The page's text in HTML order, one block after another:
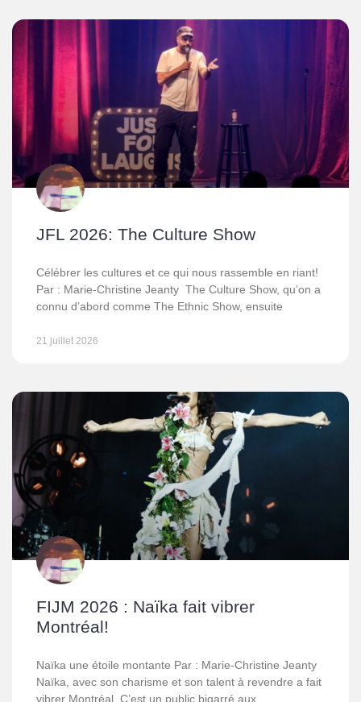
JFL 2026: The Culture Show
Célébrer les cultures et ce qui nous rassemble en riant!
Par : Marie-Christine Jeanty The Culture Show, qu’on a
connu d’abord comme The Ethnic Show, ensuite
21 juillet 2026
FIJM 2026 : Naïka fait vibrer
Montréal!
Naïka une étoile montante Par : Marie-Christine Jeanty
Naïka, avec son charisme et son talent à revendre a fait
vibrer Montréal. C’est un public bigarré aux